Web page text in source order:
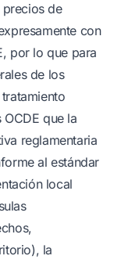
de
con
por lo que para
de los
que la
reglamentaria
al estándar
local
la